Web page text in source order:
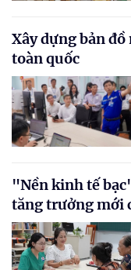
Xây dựng bản
toàn quốc
"Nền kinh tế
tăng trưởng mới